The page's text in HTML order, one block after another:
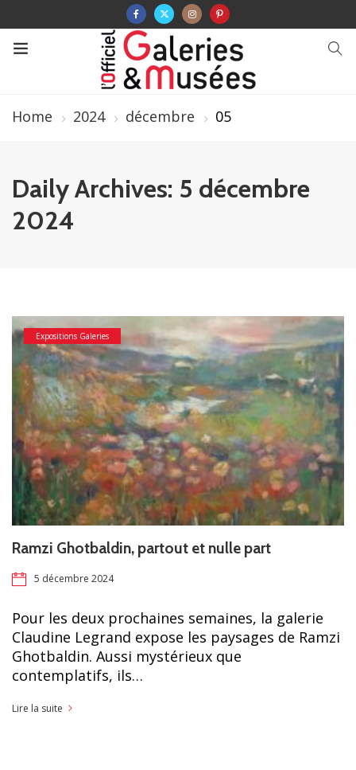
Home 2024 décembre 05
Daily Archives: 5 décembre
2024
Expositions Galeries
Ramzi Ghotbaldin, partout et nulle part
5 décembre 2024
Pour les deux prochaines semaines, la galerie
Claudine Legrand expose les paysages de Ramzi
Ghotbaldin. Aussi mystérieux que
contemplatifs, ils…
Lire la suite